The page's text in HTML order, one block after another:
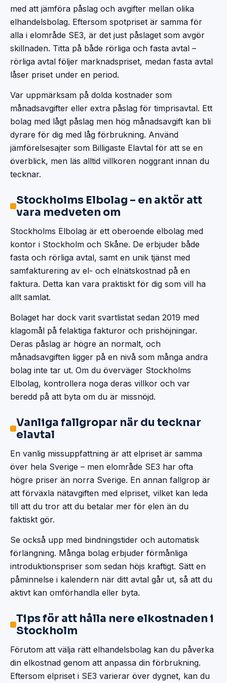
med att jämföra påslag och avgifter mellan olika
elhandelsbolag. Eftersom spotpriset är samma för
alla i elområde SE3, är det just påslaget som avgör
skillnaden. Titta på både rörliga och fasta avtal –
rörliga avtal följer marknadspriset, medan fasta avtal
låser priset under en period.
Var uppmärksam på dolda kostnader som
månadsavgifter eller extra påslag för timprisavtal. Ett
bolag med lågt påslag men hög månadsavgift kan bli
dyrare för dig med låg förbrukning. Använd
jämförelsesajter som Billigaste Elavtal för att se en
överblick, men läs alltid villkoren noggrant innan du
tecknar.
Stockholms Elbolag – en aktör att
vara medveten om
Stockholms Elbolag är ett oberoende elbolag med
kontor i Stockholm och Skåne. De erbjuder både
fasta och rörliga avtal, samt en unik tjänst med
samfakturering av el- och elnätskostnad på en
faktura. Detta kan vara praktiskt för dig som vill ha
allt samlat.
Bolaget har dock varit svartlistat sedan 2019 med
klagomål på felaktiga fakturor och prishöjningar.
Deras påslag är högre än normalt, och
månadsavgiften ligger på en nivå som många andra
bolag inte tar ut. Om du överväger Stockholms
Elbolag, kontrollera noga deras villkor och var
beredd på att byta om du är missnöjd.
Vanliga fallgropar när du tecknar
elavtal
En vanlig missuppfattning är att elpriset är samma
över hela Sverige – men elområde SE3 har ofta
högre priser än norra Sverige. En annan fallgrop är
att förväxla nätavgiften med elpriset, vilket kan leda
till att du tror att du betalar mer för elen än du
faktiskt gör.
Se också upp med bindningstider och automatisk
förlängning. Många bolag erbjuder förmånliga
introduktionspriser som sedan höjs kraftigt. Sätt en
påminnelse i kalendern när ditt avtal går ut, så att du
aktivt kan omförhandla eller byta.
Tips för att hålla nere elkostnaden i
Stockholm
Förutom att välja rätt elhandelsbolag kan du påverka
din elkostnad genom att anpassa din förbrukning.
Eftersom elpriset i SE3 varierar över dygnet, kan du